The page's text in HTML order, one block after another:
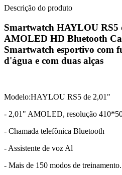
Descrição do produto
Smartwatch HAYLOU RS5
AMOLED HD Bluetooth
Smartwatch esportivo com
d'água e com duas alças
Modelo:HAYLOU RS5 de 2,01"
- 2,01" AMOLED, resolução
- Chamada telefônica Bluetooth
- Assistente de voz Al
- Mais de 150 modos de treinamento.